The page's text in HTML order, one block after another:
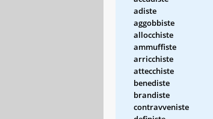
adiste
aggobbiste
allocchiste
ammuffiste
arricchiste
attecchiste
benediste
brandiste
contravveniste